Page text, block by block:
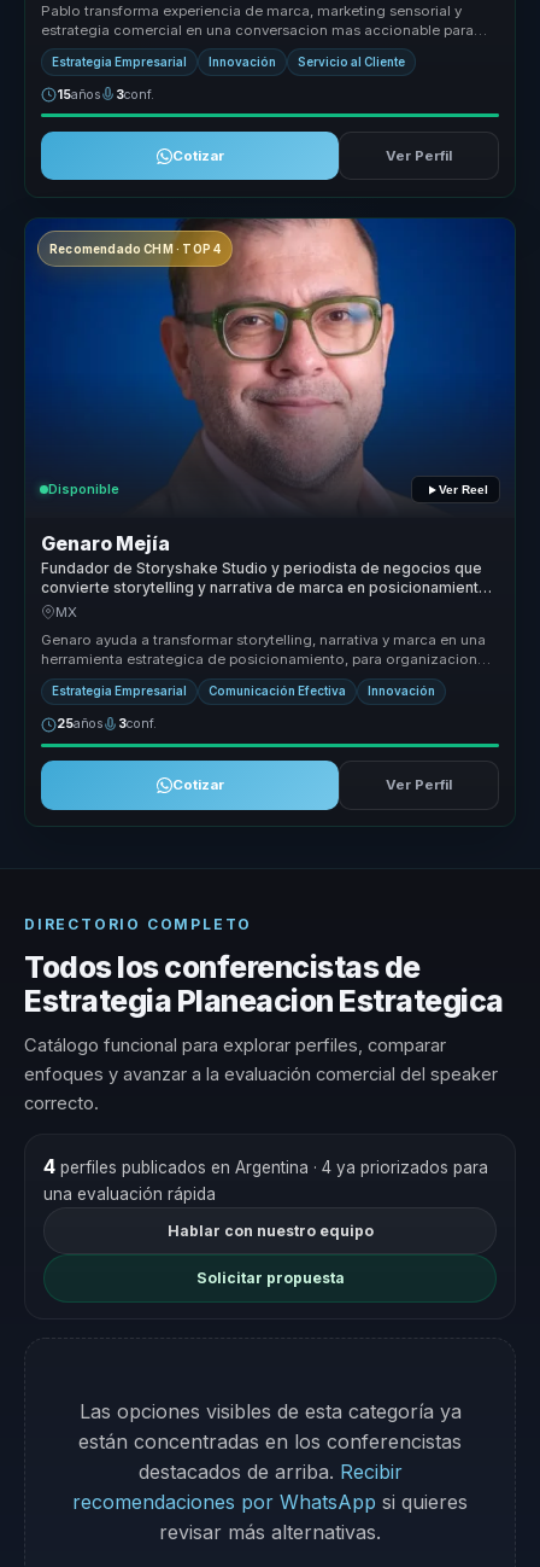
Pablo transforma experiencia de marca, marketing sensorial y
estrategia comercial en una conversacion mas accionable para
empresas que qu...
Estrategia Empresarial Innovación Servicio al Cliente
15años 3conf.
Cotizar Ver Perfil
Recomendado CHM · TOP 4
Disponible Ver Reel
Genaro Mejía
Fundador de Storyshake Studio y periodista de negocios que
convierte storytelling y narrativa de marca en posicionamiento
para empresas y lideres.
MX
Genaro ayuda a transformar storytelling, narrativa y marca en una
herramienta estrategica de posicionamiento, para organizaciones
que nec...
Estrategia Empresarial Comunicación Efectiva Innovación
25años 3conf.
Cotizar Ver Perfil
DIRECTORIO COMPLETO
Todos los conferencistas de
Estrategia Planeacion Estrategica
Catálogo funcional para explorar perfiles, comparar
enfoques y avanzar a la evaluación comercial del speaker
correcto.
4perfiles publicados en Argentina · 4 ya priorizados para
una evaluación rápida
Hablar con nuestro equipo
Solicitar propuesta
Las opciones visibles de esta categoría ya
están concentradas en los conferencistas
destacados de arriba. Recibir
recomendaciones por WhatsApp si quieres
revisar más alternativas.